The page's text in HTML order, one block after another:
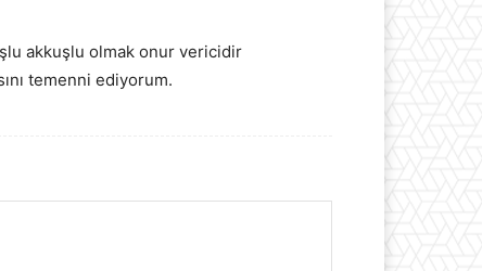
akkuşlu olmak onur vericidir
temenni ediyorum.